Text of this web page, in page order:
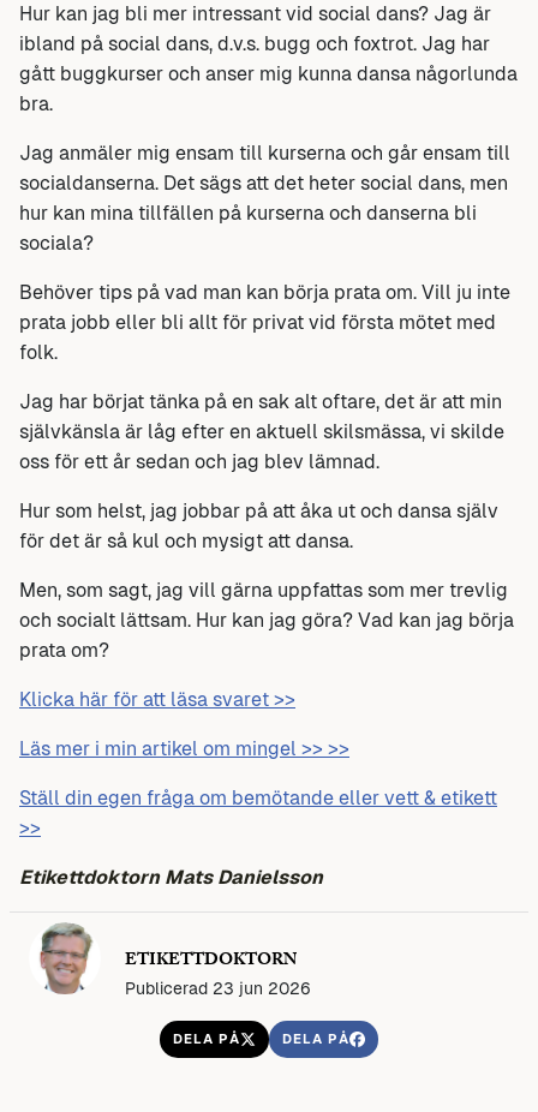
Hur kan jag bli mer intressant vid social dans? Jag är
ibland på social dans, d.v.s. bugg och foxtrot. Jag har
gått buggkurser och anser mig kunna dansa någorlunda
bra.
Jag anmäler mig ensam till kurserna och går ensam till
socialdanserna. Det sägs att det heter social dans, men
hur kan mina tillfällen på kurserna och danserna bli
sociala?
Behöver tips på vad man kan börja prata om. Vill ju inte
prata jobb eller bli allt för privat vid första mötet med
folk.
Jag har börjat tänka på en sak alt oftare, det är att min
självkänsla är låg efter en aktuell skilsmässa, vi skilde
oss för ett år sedan och jag blev lämnad.
Hur som helst, jag jobbar på att åka ut och dansa själv
för det är så kul och mysigt att dansa.
Men, som sagt, jag vill gärna uppfattas som mer trevlig
och socialt lättsam. Hur kan jag göra? Vad kan jag börja
prata om?
Klicka här för att läsa svaret >>
Läs mer i min artikel om mingel >> >>
Ställ din egen fråga om bemötande eller vett & etikett
>>
Etikettdoktorn Mats Danielsson
ETIKETTDOKTORN
Publicerad 23 jun 2026
DELA PÅ DELA PÅ